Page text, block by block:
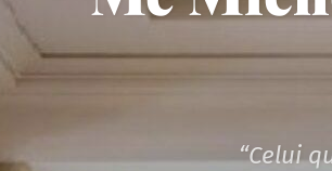
“Celui